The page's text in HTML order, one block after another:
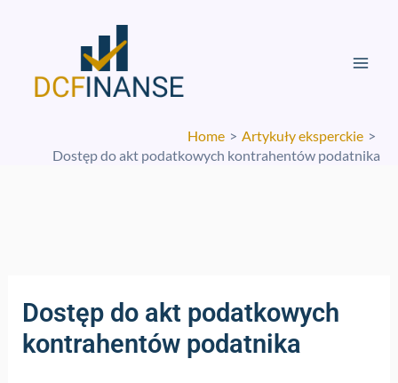
Home
Artykuły eksperckie
Dostęp do akt podatkowych kontrahentów podatnika
Dostęp do akt podatkowych
kontrahentów podatnika